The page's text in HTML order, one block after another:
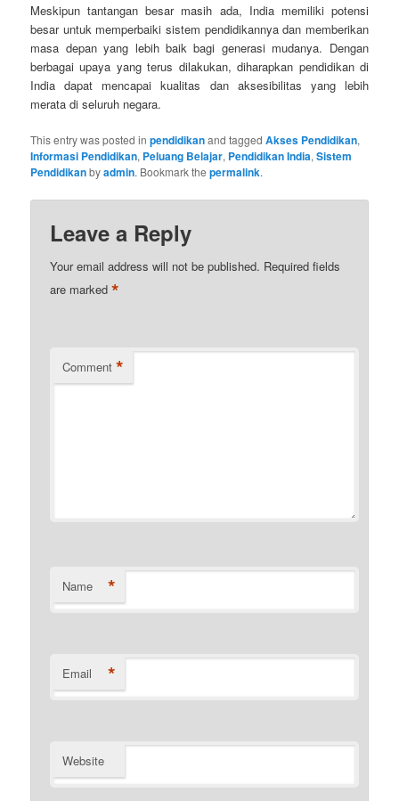
Meskipun tantangan besar masih ada, India memiliki potensi
besar untuk memperbaiki sistem pendidikannya dan memberikan
masa depan yang lebih baik bagi generasi mudanya. Dengan
berbagai upaya yang terus dilakukan, diharapkan pendidikan di
India dapat mencapai kualitas dan aksesibilitas yang lebih
merata di seluruh negara.
This entry was posted inpendidikanand taggedAkses Pendidikan,
Informasi Pendidikan, Peluang Belajar, Pendidikan India,Sistem
Pendidikanbyadmin. Bookmark thepermalink.
Leave a Reply
Your email address will not be published. Required fields
are marked*
Comment *
Name *
Email *
Website